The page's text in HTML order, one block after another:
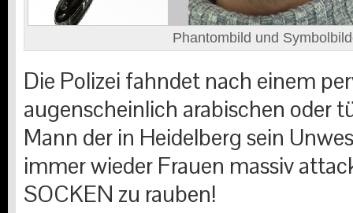
Phantombild und
Die Polizei fahndet nach einem
augenscheinlich arabischen oder
Mann der in Heidelberg sein
immer wieder Frauen massiv
SOCKEN zu rauben!